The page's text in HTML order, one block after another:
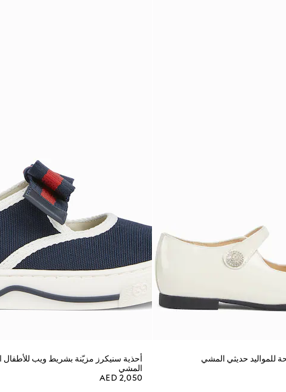
للمواليد حديثي المشي
أحذية سنيكرز مزيّنة بشريط ويب للأطفال
المشي
AED 2,050